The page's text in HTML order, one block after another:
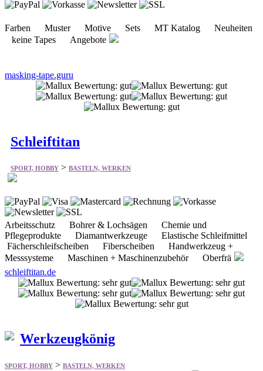
Farben Muster Motive Sets MT Katalog Neuheiten
keine Tapes Angebote
masking-tape.guru
Schleiftitan
SPORT, HOBBY > BASTELN, WERKEN
Arbeitsschutz Bohrer & Lochsägen Chemie und
Pflegeprodukte Diamantwerkzeuge Elastische Schleifmittel
Fächerschleifscheiben Fiberscheiben Handwerkzeug +
Messsysteme Maschinen + Maschinenzubehör Oberfrä
schleiftitan.de
Werkzeugkönig
SPORT, HOBBY > BASTELN, WERKEN